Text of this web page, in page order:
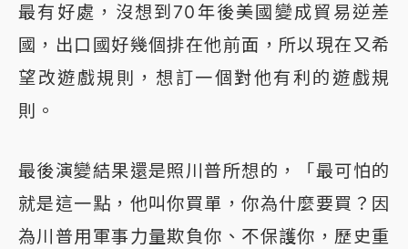
最有好處，沒想到70年後美國變成貿易逆差
國，出口國好幾個排在他前面，所以現在又希
望改遊戲規則，想訂一個對他有利的遊戲規
則。
最後演變結果還是照川普所想的，「最可怕的
就是這一點，他叫你買單，你為什麼要買？因
為川普用軍事力量欺負你、不保護你，歷史重